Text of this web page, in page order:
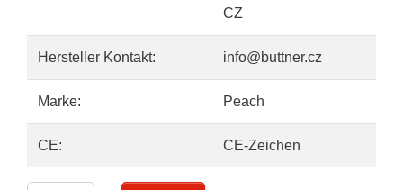
CZ
Hersteller Kontakt: info@buttner.cz
Marke: Peach
CE: CE-Zeichen